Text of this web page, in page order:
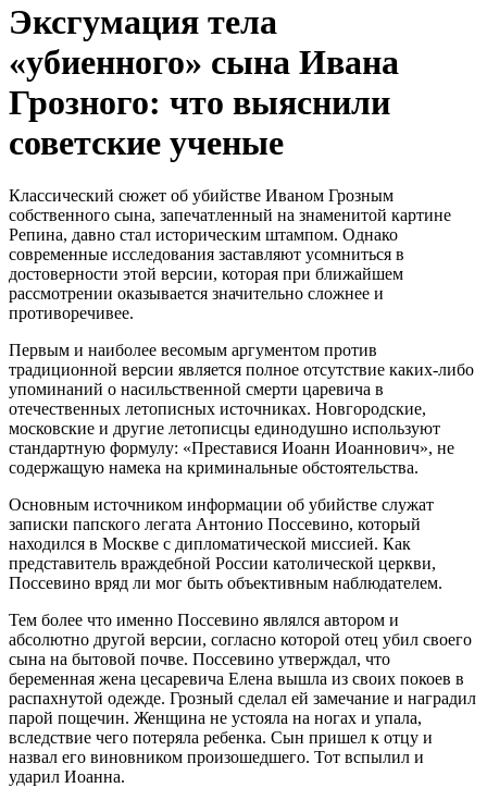
Эксгумация тела
«убиенного» сына Ивана
Грозного: что выяснили
советские ученые
Классический сюжет об убийстве Иваном Грозным
собственного сына, запечатленный на знаменитой картине
Репина, давно стал историческим штампом. Однако
современные исследования заставляют усомниться в
достоверности этой версии, которая при ближайшем
рассмотрении оказывается значительно сложнее и
противоречивее.
Первым и наиболее весомым аргументом против
традиционной версии является полное отсутствие каких-либо
упоминаний о насильственной смерти царевича в
отечественных летописных источниках. Новгородские,
московские и другие летописцы единодушно используют
стандартную формулу: «Преставися Иоанн Иоаннович», не
содержащую намека на криминальные обстоятельства.
Основным источником информации об убийстве служат
записки папского легата Антонио Поссевино, который
находился в Москве с дипломатической миссией. Как
представитель враждебной России католической церкви,
Поссевино вряд ли мог быть объективным наблюдателем.
Тем более что именно Поссевино являлся автором и
абсолютно другой версии, согласно которой отец убил своего
сына на бытовой почве. Поссевино утверждал, что
беременная жена цесаревича Елена вышла из своих покоев в
распахнутой одежде. Грозный сделал ей замечание и наградил
парой пощечин. Женщина не устояла на ногах и упала,
вследствие чего потеряла ребенка. Сын пришел к отцу и
назвал его виновником произошедшего. Тот вспылил и
ударил Иоанна.